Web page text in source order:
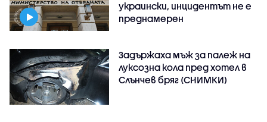
украински, инцидентът не е
преднамерен
Задържаха мъж за палеж на
луксозна кола пред хотел в
Слънчев бряг (СНИМКИ)